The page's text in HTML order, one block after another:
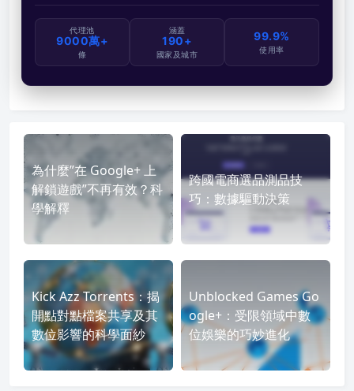
代理池
9000萬+
條
涵蓋
190+
國家及城市
99.9%
使用率
為什麼”在 Google+ 上
解鎖遊戲”不再有效？科
學解釋
跨國電商選品測品技
巧：數據驅動決策
Kick Azz Torrents：揭
開點對點檔案共享及其
數位影響的科學面紗
Unblocked Games Go
ogle+：受限領域中數
位娛樂的巧妙進化